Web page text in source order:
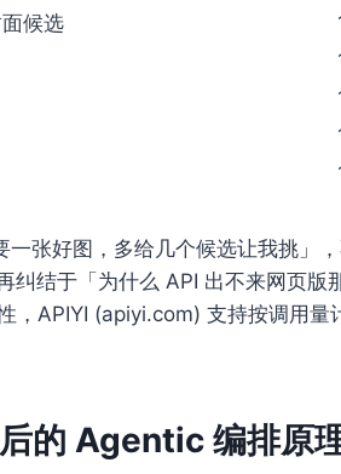
候选
一张好图，多给几个候选让我挑」
纠结于「为什么 API 出不来网页
，APIYI (apiyi.com) 支持按调用量
的 Agentic 编排原